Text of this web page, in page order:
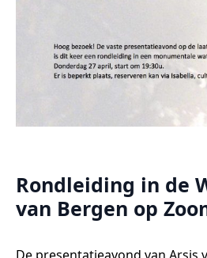
Rondleiding in de
van Bergen op